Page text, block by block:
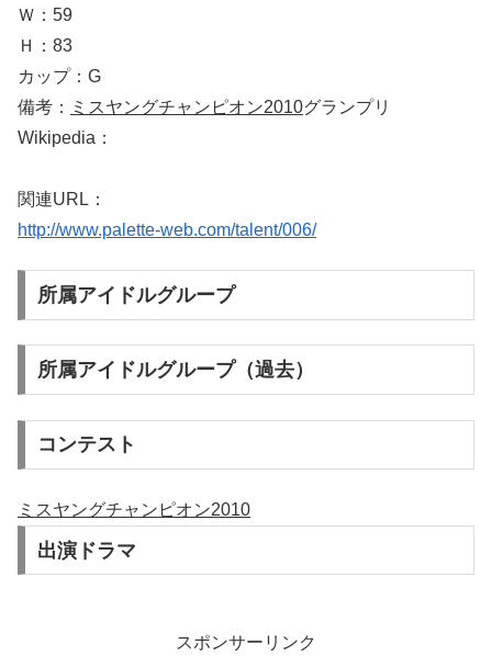
Ｗ：59
Ｈ：83
カップ：G
備考：
ミスヤングチャンピオン2010グランプリ
Wikipedia：
関連URL：
http://www.palette-web.com/talent/006/
所属アイドルグループ
所属アイドルグループ（過去）
コンテスト
ミスヤングチャンピオン2010
出演ドラマ
スポンサーリンク